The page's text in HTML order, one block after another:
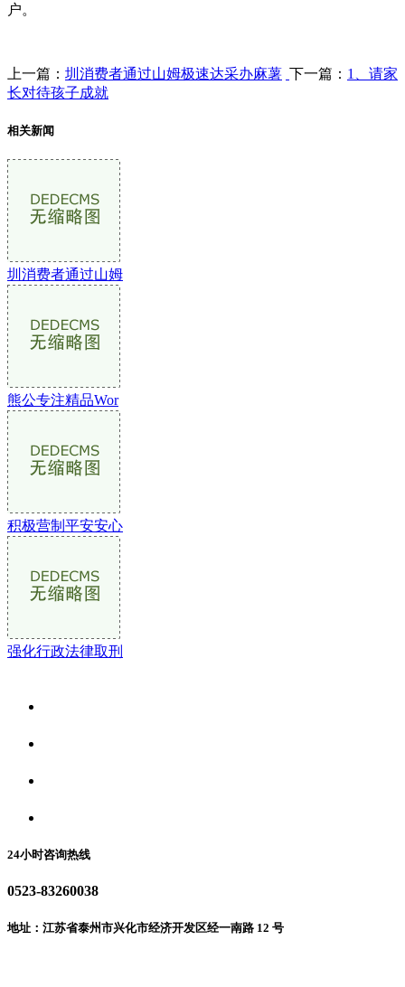
户。
上一篇： 圳消费者通过山姆极速达采办麻薯 下一篇： 1、请家
长对待孩子成就
相关新闻
圳消费者通过山姆
熊公专注精品Wor
积极营制平安安心
强化行政法律取刑
24小时咨询热线
0523-83260038
地址：江苏省泰州市兴化市经济开发区经一南路 12 号